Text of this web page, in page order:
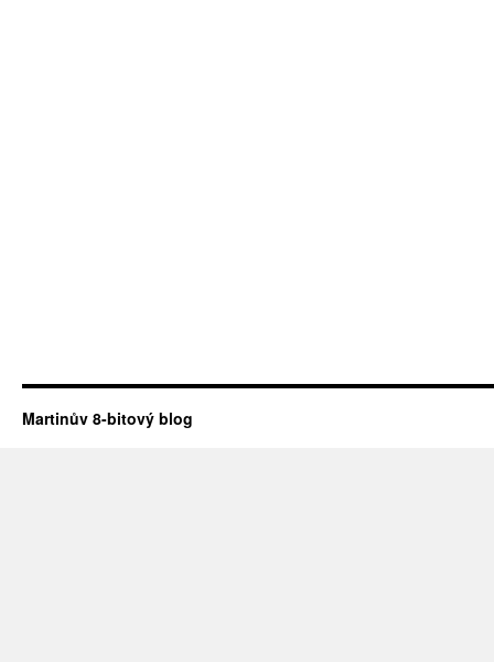
Martinův 8-bitový blog